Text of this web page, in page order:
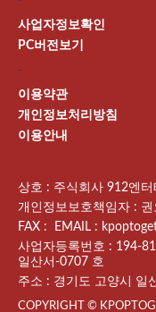
사업자정보확인
PC버전보기
-
이용약관
개인정보처리방침
이용안내
상호 : 주식회사 912엔
개인정보보호책임자 :
FAX : EMAIL :
사업자등록번호 : 194-
일산서-0707 호
주소 : 경기도 고양시 일
COPYRIGHT ©